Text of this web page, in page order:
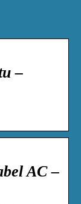
–
AC –